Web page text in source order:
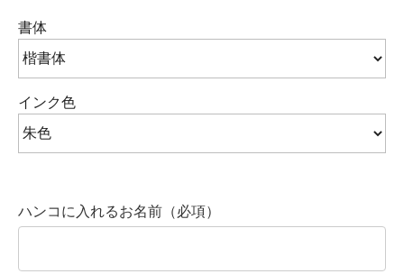
書体
インク色
ハンコに入れるお名前（必項）